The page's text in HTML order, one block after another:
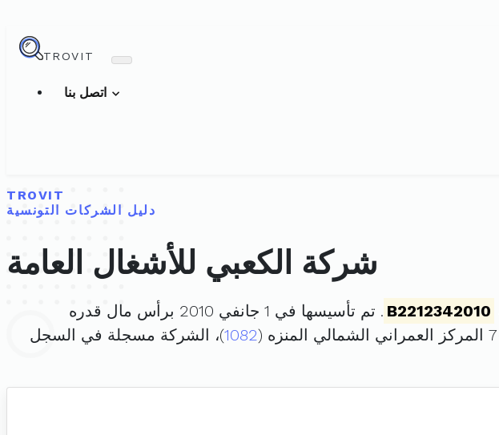
TROVIT
TROVIT
دليل الشركات التونسية
شركة الكعبي للأشغال العامة
B2212342010 . تم تأسيسها في 1 جانفي 2010 برأس مال قدره
1082)، الشركة مسجلة في السجل